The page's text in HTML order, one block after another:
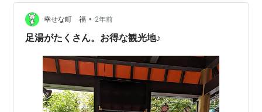
王大明神社 円月島のマンホール 1日１組限定の九十九荘
アパートをリノベーションしたAZUMIビルディング リノ
ベーションされる以前の姿 柳…
幸せな町 福 • 2年前
足湯がたくさん。お得な観光地♪